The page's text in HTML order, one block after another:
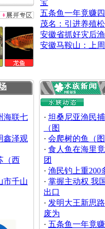
宝
五条鱼一年竟赚
茂名：引进养殖
安徽省抓好灾后
安徽马鞍山：上
海联七
鑫泽观
（西
市千山
· 坦桑尼亚渔民
（图
· 会爬树的鱼（
· 食人鱼在海里
团
· 渔民钓上重200
· 掌握主动权 我
出口
· 发明大王新思
废为
· 五条鱼一年竟